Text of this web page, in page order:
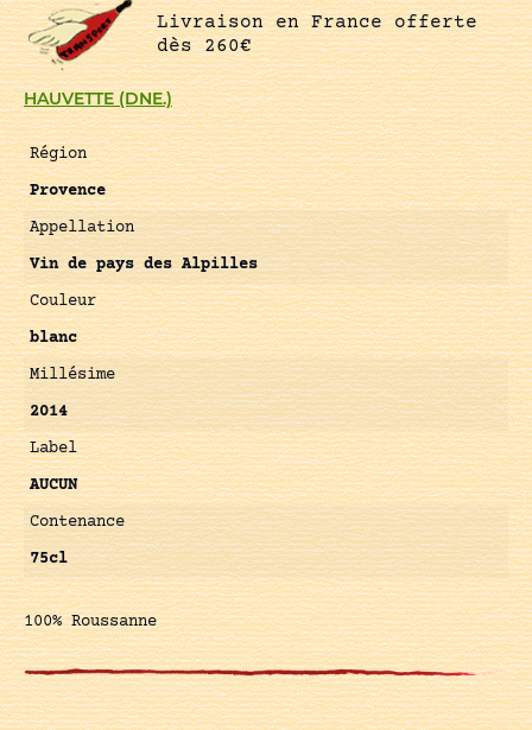
HAUVETTE (DNE.)
Région
Provence
Appellation
Vin de pays des Alpilles
Couleur
blanc
Millésime
2014
Label
AUCUN
Contenance
75cl
100% Roussanne
Livraison en France offerte
dès 260€